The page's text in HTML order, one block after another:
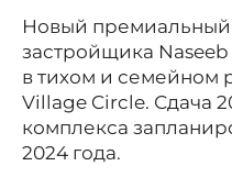
Новый
застройщика
в тихом и семейном
Village Circle. Сдача
комплекса
2024 года.